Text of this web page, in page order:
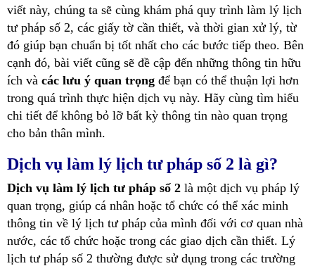
viết này, chúng ta sẽ cùng khám phá quy trình làm lý lịch
tư pháp số 2, các giấy tờ cần thiết, và thời gian xử lý, từ
đó giúp bạn chuẩn bị tốt nhất cho các bước tiếp theo. Bên
cạnh đó, bài viết cũng sẽ đề cập đến những thông tin hữu
ích và các lưu ý quan trọng để bạn có thể thuận lợi hơn
trong quá trình thực hiện dịch vụ này. Hãy cùng tìm hiểu
chi tiết để không bỏ lỡ bất kỳ thông tin nào quan trọng
cho bản thân mình.
Dịch vụ làm lý lịch tư pháp số 2 là gì?
Dịch vụ làm lý lịch tư pháp số 2 là một dịch vụ pháp lý
quan trọng, giúp cá nhân hoặc tổ chức có thể xác minh
thông tin về lý lịch tư pháp của mình đối với cơ quan nhà
nước, các tổ chức hoặc trong các giao dịch cần thiết. Lý
lịch tư pháp số 2 thường được sử dụng trong các trường